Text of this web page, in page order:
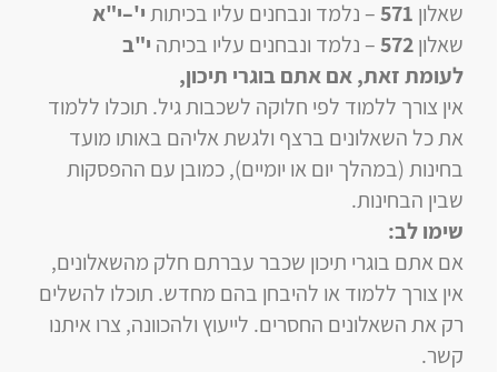
שאלון 571
–נלמד ונבחנים עליו בכיתותי'–י"א
שאלון572
–נלמד ונבחנים עליו בכיתה י"ב
לעומת זאת, אם אתם בוגרי תיכון,
אין צורך ללמוד לפי חלוקה לשכבות גיל. תוכלו ללמוד
את כל השאלונים ברצף ולגשת אליהם באותו מועד
בחינות (במהלך יום או יומיים), כמובן עם ההפסקות
שבין הבחינות.
שימו לב:
אם אתם בוגרי תיכון שכבר עברתם חלק מהשאלונים,
אין צורך ללמוד או להיבחן בהם מחדש. תוכלו להשלים
רק את השאלונים החסרים. לייעוץ ולהכוונה, צרו איתנו
קשר.